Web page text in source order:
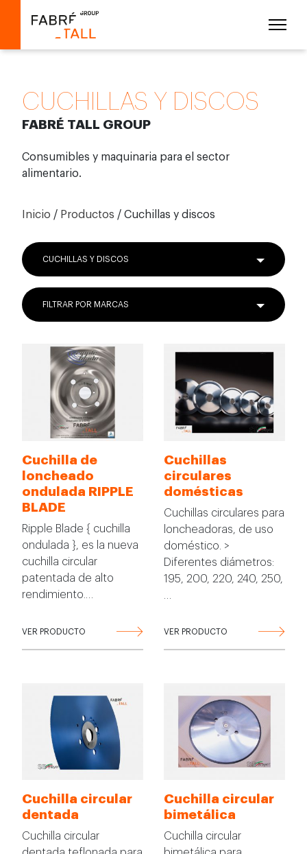
CUCHILLAS Y DISCOS
FABRÉ TALL GROUP
Consumibles y maquinaria para el sector
alimentario.
Inicio / Productos / Cuchillas y discos
CUCHILLAS Y DISCOS
FILTRAR POR MARCAS
Cuchilla de
loncheado
ondulada RIPPLE
BLADE
Ripple Blade { cuchilla
ondulada }, es la nueva
cuchilla circular
patentada de alto
rendimiento.…
VER PRODUCTO
Cuchillas
circulares
domésticas
Cuchillas circulares para
loncheadoras, de uso
doméstico. >
Diferentes diámetros:
195, 200, 220, 240, 250,
VER PRODUCTO
Cuchilla circular
dentada
Cuchilla circular
Cuchilla circular
bimetálica
Cuchilla circular